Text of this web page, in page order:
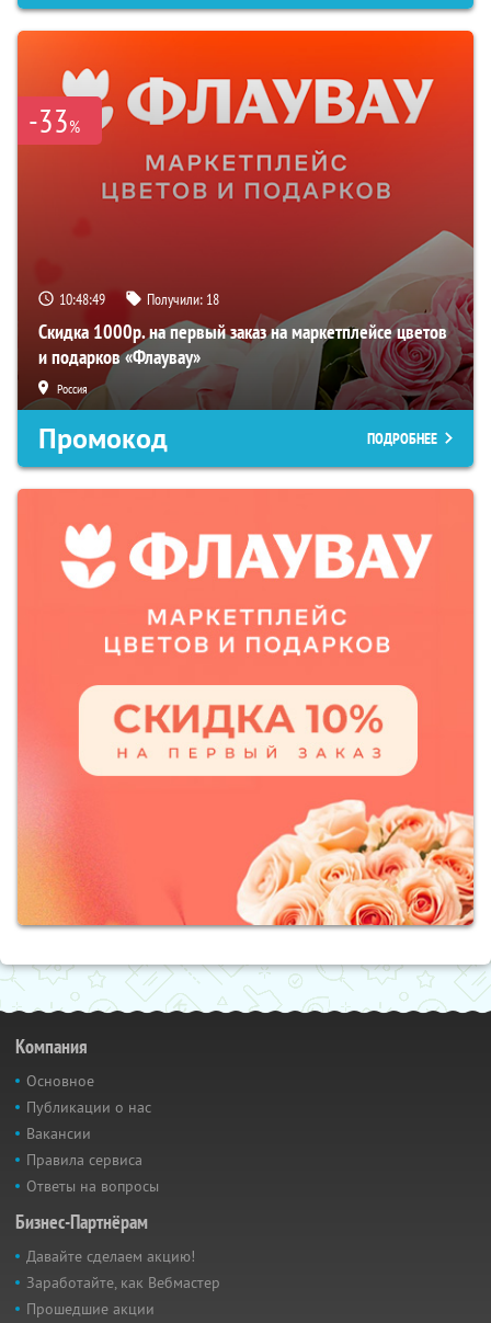
-33%
10:48:48 Получили: 18
Скидка 1000р. на первый заказ на маркетплейсе цветов
и подарков «Флаувау»
Россия
Промокод ПОДРОБНЕЕ
Компания
Основное
Публикации о нас
Вакансии
Правила сервиса
Ответы на вопросы
Бизнес-Партнёрам
Давайте сделаем акцию!
Заработайте, как Вебмастер
Прошедшие акции